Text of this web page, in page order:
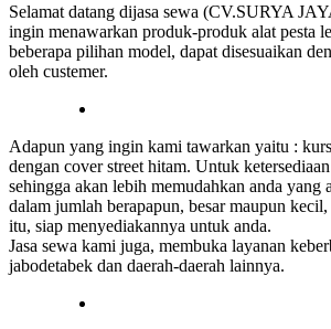
Selamat datang dijasa sewa (CV.SURYA
ingin menawarkan produk-produk alat pesta
beberapa pilihan model, dapat disesuaikan
oleh custemer.
Adapun yang ingin kami tawarkan yaitu :
dengan cover street hitam. Untuk
sehingga akan lebih memudahkan anda yang
dalam jumlah berapapun, besar maupun
itu, siap menyediakannya untuk anda.
Jasa sewa kami juga, membuka layanan
jabodetabek dan daerah-daerah lainnya.